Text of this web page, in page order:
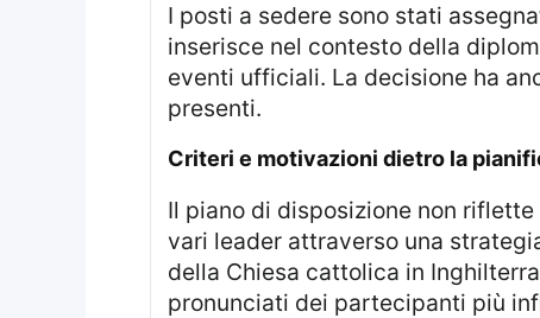
I posti a sedere sono stati assegnati secondo un ordine alfabetico basato sulla lingua francese. Questa scelta si
inserisce nel contesto della
eventi ufficiali. La decisione ha
presenti.
criteri e motivazioni dietro la
Il piano di disposizione non riflette l’importanza delle personalità sul piano globale ma mira a creare un equilibrio tra i
vari leader attraverso una
della Chiesa cattolica in
pronunciati dei partecipanti più